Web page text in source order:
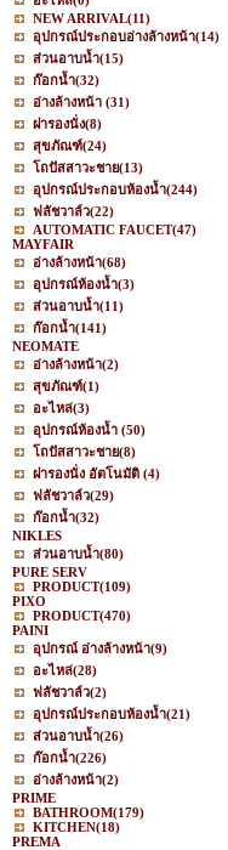
NEW ARRIVAL(11)
อุปกรณ์ประกอบอ่างล้างหน้า(14)
ส่วนอาบน้ำ(15)
ก๊อกน้ำ(32)
อ่างล้างหน้า (31)
ฝารองนั่ง(8)
สุขภัณฑ์(24)
โถปัสสาวะชาย(13)
อุปกรณ์ประกอบห้องน้ำ(244)
ฟลัชวาล์ว(22)
AUTOMATIC FAUCET(47)
MAYFAIR
อ่างล้างหน้า(68)
อุปกรณ์ห้องน้ำ(3)
ส่วนอาบน้ำ(11)
ก๊อกน้ำ(141)
NEOMATE
อ่างล้างหน้า(2)
สุขภัณฑ์(1)
อะไหล่(3)
อุปกรณ์ห้องน้ำ (50)
โถปัสสาวะชาย(8)
ฝารองนั่ง อัตโนมัติ (4)
ฟลัชวาล์ว(29)
ก๊อกน้ำ(32)
NIKLES
ส่วนอาบน้ำ(80)
PURE SERV
PRODUCT(109)
PIXO
PRODUCT(470)
PAINI
อุปกรณ์ อ่างล้างหน้า(9)
อะไหล่(28)
ฟลัชวาล์ว(2)
อุปกรณ์ประกอบห้องน้ำ(21)
ส่วนอาบน้ำ(26)
ก๊อกน้ำ(226)
อ่างล้างหน้า(2)
PRIME
BATHROOM(179)
KITCHEN(18)
PREMA